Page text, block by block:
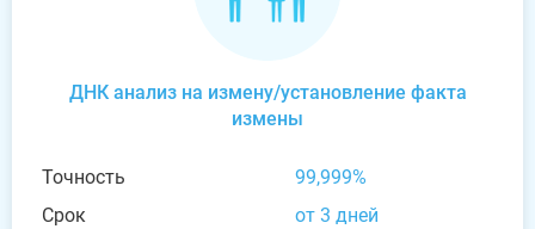
ДНК анализ на измену/установление факта
измены
Точность
99,999%
Срок
от 3 дней